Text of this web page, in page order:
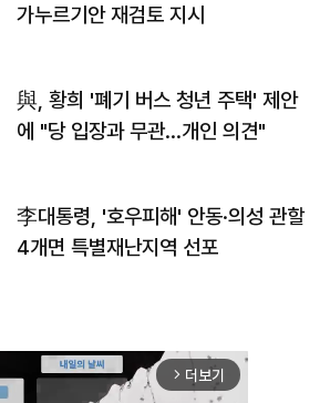
가누르기안 재검토 지시
與, 황희 '폐기 버스 청년 주택' 제안
에 "당 입장과 무관…개인 의견"
李대통령, '호우피해' 안동·의성 관할
4개면 특별재난지역 선포
arrow_forward_ios 더보기